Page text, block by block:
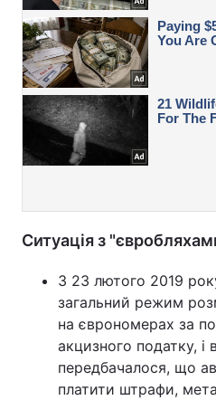
Ситуація з
З 23 лютого 2019
загальний режим
на єврономерах за
акцизного податку, і
передбачалося, що
платити штрафи,